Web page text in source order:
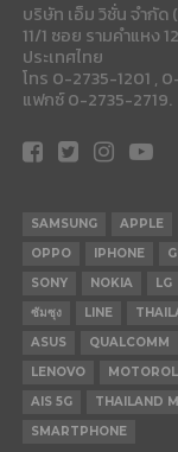
บริษัท เอ็ม วิชั่น จำกัด
11/1 ซอย รามคำแหง
ประเทศไทย
โทร 0-2735-1201 ,
แฟกซ์ 0-2735-2719.
SAMSUNG APPLE
OPPO
IPHONE
SONY
NOKIA LG
ซัมซุง
LINE
ASUS
QUALCOMM
LENOVO
AIS 5G
THAILAND
SMARTPHONE